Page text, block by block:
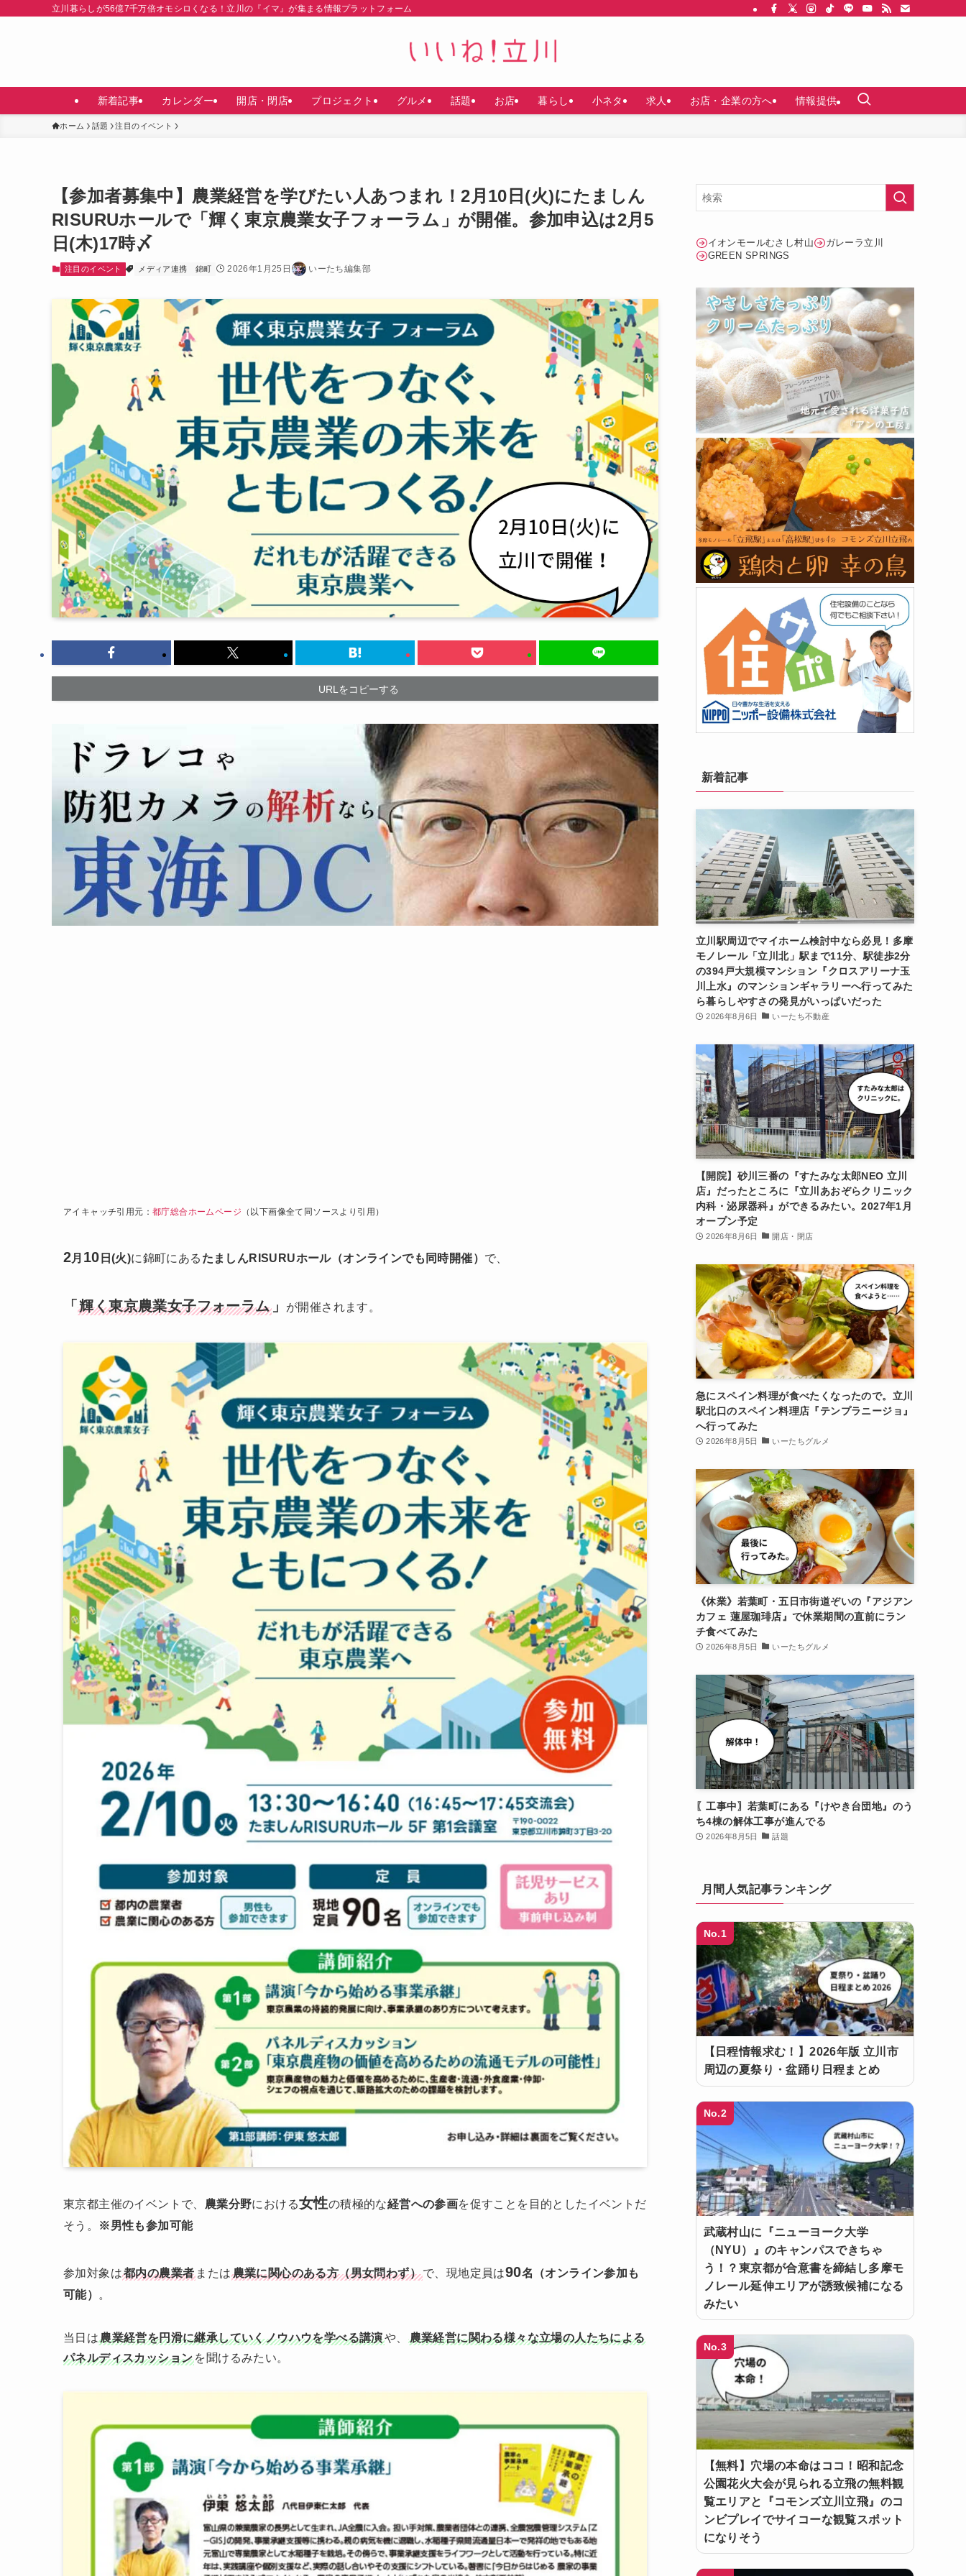
立川暮らしが56億7千万倍オモシロくなる！立川の『イマ』が集まる情報プラットフォーム
新着記事 カレンダー 開店・閉店 プロジェクト グルメ 話題 お店 暮らし 小ネタ 求人 お店・企業の方へ 情報提供
ホーム 話題 注目のイベント
【参加者募集中】農業経営を学びたい人あつまれ！2月10日(火)にたましん
RISURUホールで「輝く東京農業女子フォーラム」が開催。参加申込は2月5
日(木)17時〆
注目のイベント メディア連携 錦町 2026年1月25日 いーたち編集部
URLをコピーする
アイキャッチ引用元： 都庁総合ホームページ （以下画像全て同ソースより引用）
2月 10 日(火)に錦町にある たましんRISURUホール（オンラインでも同時開催） で、
「輝く東京農業女子フォーラム」 が開催されます。
東京都主催のイベントで、 農業分野における女性の積極的な経営への参画を促すことを目的としたイベントだ
そう。
※男性も参加可能
参加対象は都内の農業者 または 農業に関心のある方（男女問わず）で、現地定員は90名（オンライン参加も
可能）
。
当日は農業経営を円滑に継承していくノウハウを学べる講演や、
農業経営に関わる様々な立場の人たちによる
パネルディスカッション を聞けるみたい。
イオンモールむさし村山
ガレーラ立川
GREEN SPRINGS
新着記事
立川駅周辺でマイホーム検討中なら必見！多摩
モノレール「立川北」駅まで11分、駅徒歩2分
の394戸大規模マンション『クロスアリーナ玉
川上水』のマンションギャラリーへ行ってみた
ら暮らしやすさの発見がいっぱいだった
2026年8月6日 いーたち不動産
【開院】砂川三番の『すたみな太郎NEO 立川
店』だったところに『立川あおぞらクリニック
内科・泌尿器科』ができるみたい。2027年1月
オープン予定
2026年8月6日 開店・閉店
急にスペイン料理が食べたくなったので。立川
駅北口のスペイン料理店『テンプラニージョ』
へ行ってみた
2026年8月5日 いーたちグルメ
《休業》若葉町・五日市街道ぞいの『アジアン
カフェ 蓮屋珈琲店』で休業期間の直前にラン
チ食べてみた
2026年8月5日 いーたちグルメ
〖工事中〗若葉町にある『けやき台団地』のう
ち4棟の解体工事が進んでる
2026年8月5日 話題
月間人気記事ランキング
No.1
【日程情報求む！】2026年版 立川市
周辺の夏祭り・盆踊り日程まとめ
No.2
武蔵村山に『ニューヨーク大学
（NYU）』のキャンパスできちゃ
う！？東京都が合意書を締結し多摩モ
ノレール延伸エリアが誘致候補になる
みたい
No.3
【無料】穴場の本命はココ！昭和記念
公園花火大会が見られる立飛の無料観
覧エリアと『コモンズ立川立飛』のコ
ンビプレイでサイコーな観覧スポット
になりそう